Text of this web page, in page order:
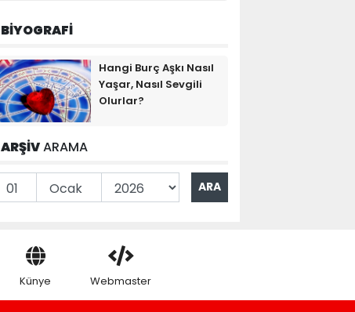
BİYOGRAFİ
Hangi Burç Aşkı Nasıl
Yaşar, Nasıl Sevgili
Olurlar?
ARŞİVARAMA
Künye Webmaster